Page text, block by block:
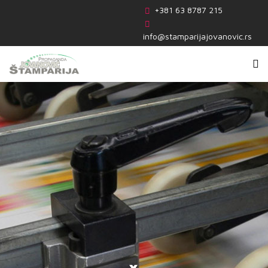
+381 63 8787 215
info@stamparijajovanovic.rs